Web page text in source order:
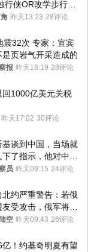
行侠OR改学步行
昨天13:23 28评论
震32次 专家：宜宾
是页岩气开采造成的
报 昨天18:19 28评论
回1000亿美元关税
昨天17:02 30评论
基谈到中国，当场就
了指示，他对中国
系，显然又有了新
员 昨天09:15 24评论
北约严重警告：若俄
受攻击，俄军将动
器保护
空 昨天09:43 26评论
！约基奇明夏有望